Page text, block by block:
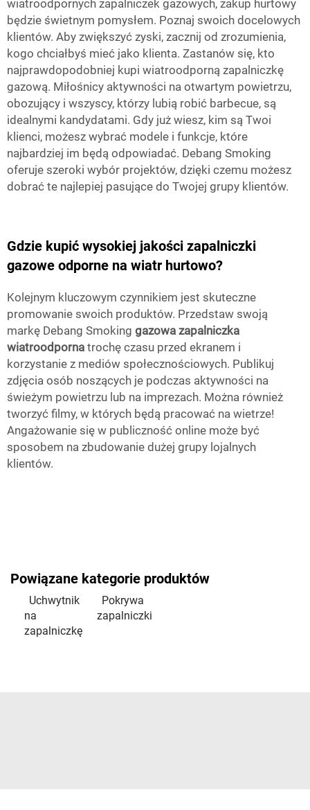
wiatroodpornych zapalniczek gazowych, zakup hurtowy
będzie świetnym pomysłem. Poznaj swoich docelowych
klientów. Aby zwiększyć zyski, zacznij od zrozumienia,
kogo chciałbyś mieć jako klienta. Zastanów się, kto
najprawdopodobniej kupi wiatroodporną zapalniczkę
gazową. Miłośnicy aktywności na otwartym powietrzu,
obozujący i wszyscy, którzy lubią robić barbecue, są
idealnymi kandydatami. Gdy już wiesz, kim są Twoi
klienci, możesz wybrać modele i funkcje, które
najbardziej im będą odpowiadać. Debang Smoking
oferuje szeroki wybór projektów, dzięki czemu możesz
dobrać te najlepiej pasujące do Twojej grupy klientów.
Gdzie kupić wysokiej jakości zapalniczki
gazowe odporne na wiatr hurtowo?
Kolejnym kluczowym czynnikiem jest skuteczne
promowanie swoich produktów. Przedstaw swoją
markę Debang Smoking gazowa zapalniczka
wiatroodporna trochę czasu przed ekranem i
korzystanie z mediów społecznościowych. Publikuj
zdjęcia osób noszących je podczas aktywności na
świeżym powietrzu lub na imprezach. Można również
tworzyć filmy, w których będą pracować na wietrze!
Angażowanie się w publiczność online może być
sposobem na zbudowanie dużej grupy lojalnych
klientów.
Powiązane kategorie produktów
Uchwytnik
na
zapalniczkę
Pokrywa
zapalniczki